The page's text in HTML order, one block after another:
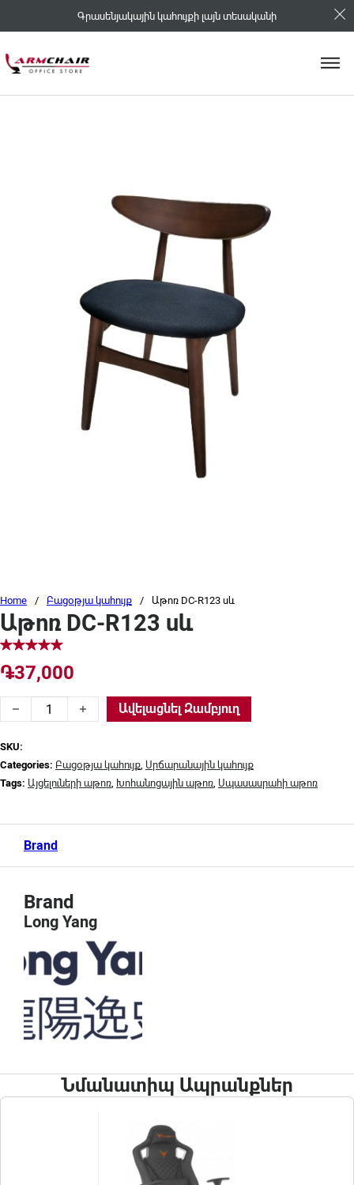
Գրասենյակային կահույքի լայն տեսականի
Home / Բացօթյա կահույք / Աթոռ DC-R123 սև
Աթոռ DC-R123 սև
֏37,000
Աթոռ DC-R123 սև quantityԱվելացնել Զամբյուղ
SKU:
Categories: Բացօթյա կահույք, Սրճարանային կահույք
Tags: Այցելուների աթոռ, Խոհանոցային աթոռ, Սպասասրահի աթոռ
Brand
Brand
Long Yang
Նմանատիպ Ապրանքներ